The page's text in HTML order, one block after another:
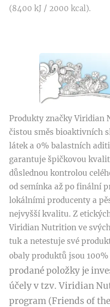
(8400 kJ / 2000 kcal).
Produkty značky Viridian
čistou směs bioaktivních
látek a 0% balastních
garantuje špičkovou
důslednou kontrolou
od semínka až po finální
lokálními producenty a
nejvyšší kvalitu. Z
Viridian Nutrition ve
tuk a netestuje své
obaly produktů jsou 100%
prodané položky je
účely v tzv. Viridian
program (Friends of